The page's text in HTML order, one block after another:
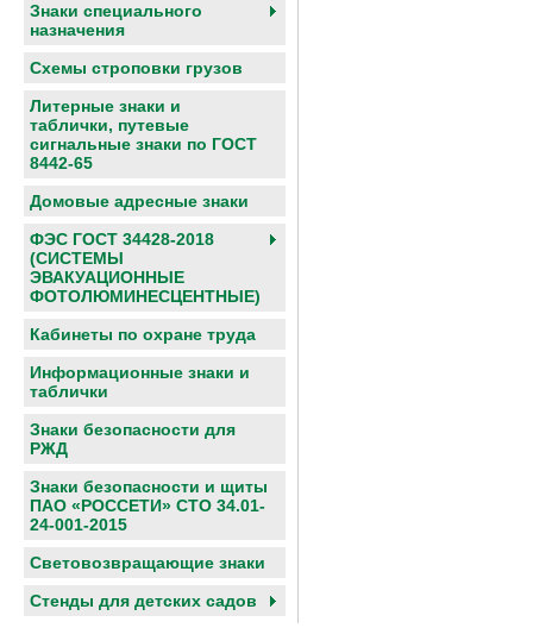
Знаки специального
назначения
Схемы строповки грузов
Литерные знаки и
таблички, путевые
сигнальные знаки по ГОСТ
8442-65
Домовые адресные знаки
ФЭС ГОСТ 34428-2018
(СИСТЕМЫ
ЭВАКУАЦИОННЫЕ
ФОТОЛЮМИНЕСЦЕНТНЫЕ)
Кабинеты по охране труда
Информационные знаки и
таблички
Знаки безопасности для
РЖД
Знаки безопасности и щиты
ПАО «РОССЕТИ» СТО 34.01-
24-001-2015
Световозвращающие знаки
Cтенды для детских садов